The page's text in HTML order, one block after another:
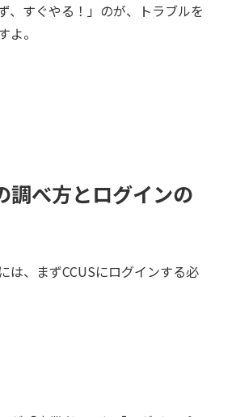
、すぐやる！」のが、トラブルを
よ。
調べ方とログインの
は、まずCCUSにログインする必